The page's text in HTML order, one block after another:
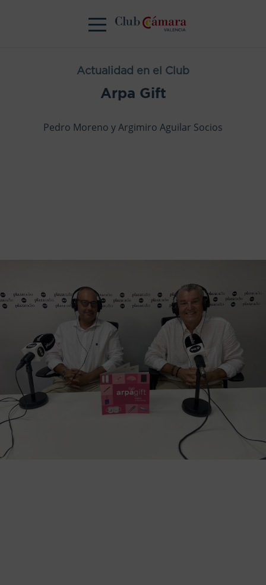
Actualidad en el Club
Arpa Gift
Pedro Moreno y Argimiro Aguilar Socios